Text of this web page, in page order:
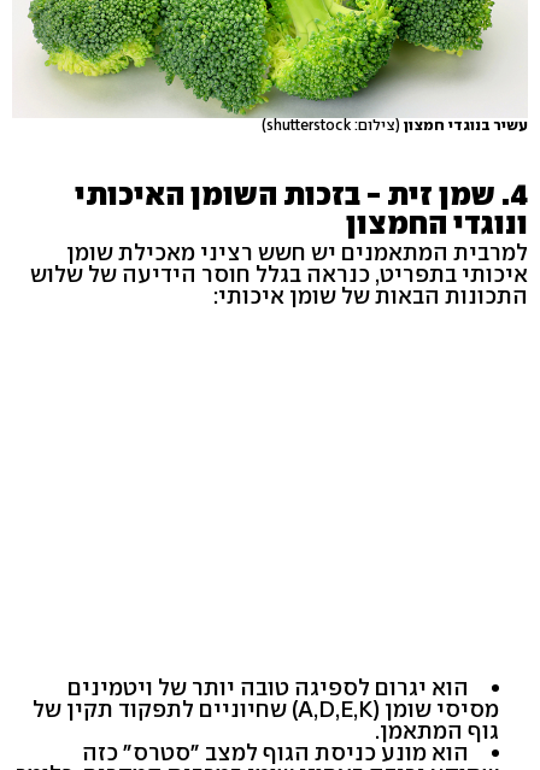
עשיר בנוגדי חמצון (צילום: shutterstock)
4. שמן זית - בזכות השומן האיכותי
ונוגדי החמצון
למרבית המתאמנים יש חשש רציני מאכילת שומן
איכותי בתפריט, כנראה בגלל חוסר הידיעה של שלוש
התכונות הבאות של שומן איכותי:
הוא יגרום לספיגה טובה יותר של ויטמינים
מסיסי שומן (A,D,E,K) שחיוניים לתפקוד תקין של
גוף המתאמן.
הוא מונע כניסת הגוף למצב "סטרס" כזה